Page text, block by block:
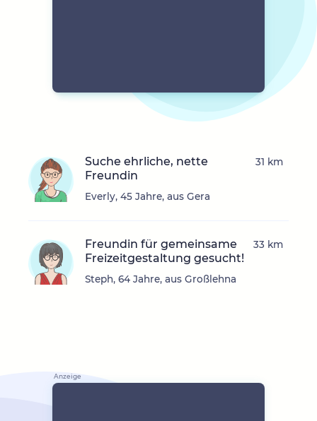
Suche ehrliche, nette
Freundin
Everly, 45 Jahre, aus Gera
31 km
Freundin für gemeinsame
Freizeitgestaltung gesucht!
Steph, 64 Jahre, aus Großlehna
33 km